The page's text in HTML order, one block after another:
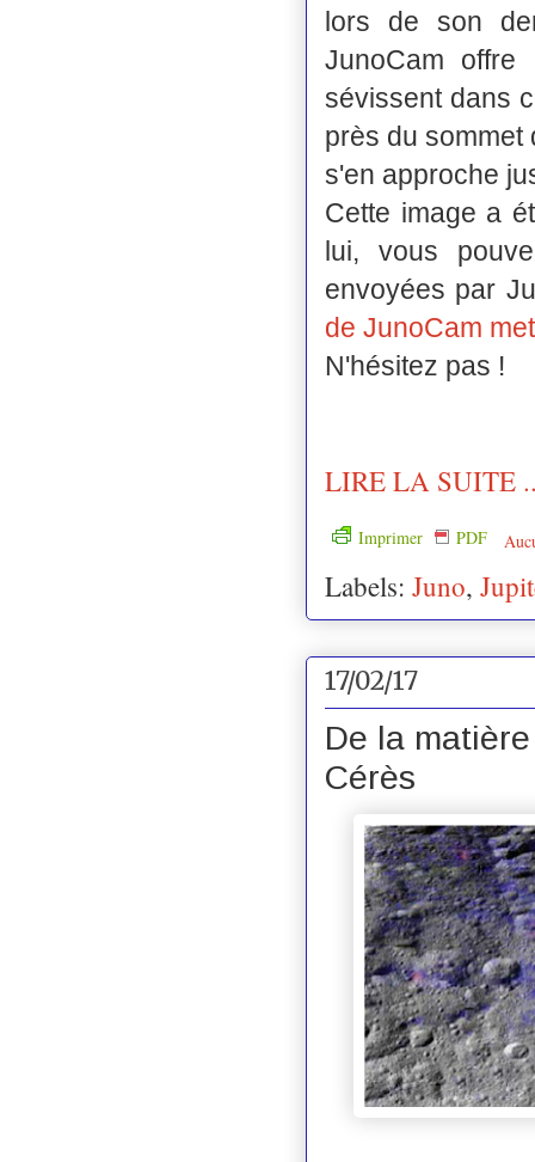
lors de son
JunoCam offre
sévissent dans
près du sommet
s'en approche
Cette image a
lui, vous
envoyées par
de JunoCam
N'hésitez pas !
LIRE LA SUITE
Imprimer PDF
Labels: Juno,
17/02/17
De la
Cérès